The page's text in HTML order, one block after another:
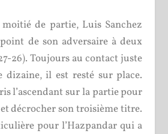
moitié de partie, Luis Sanchez
de son adversaire à deux
26). Toujours au contact juste
dizaine, il est resté sur place.
l’ascendant sur la partie pour
décrocher son troisième titre.
pour l’Hazpandar qui a